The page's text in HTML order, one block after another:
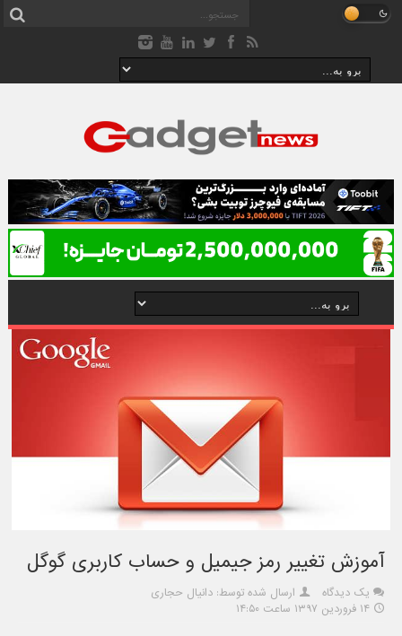
آموزش تغییر رمز جیمیل و حساب کاربری گوگل
یک دیدگاه
ارسال شده توسط: دانیال حجاری
۱۴ فروردین ۱۳۹۷ ساعت ۱۴:۵۰